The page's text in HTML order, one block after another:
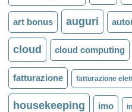
art bonus auguri
cloud cloud computing
fatturazione fatturazione
housekeeping imo